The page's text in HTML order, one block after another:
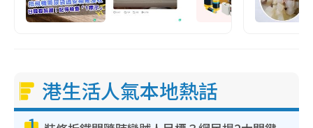
港生活人氣本地熱話